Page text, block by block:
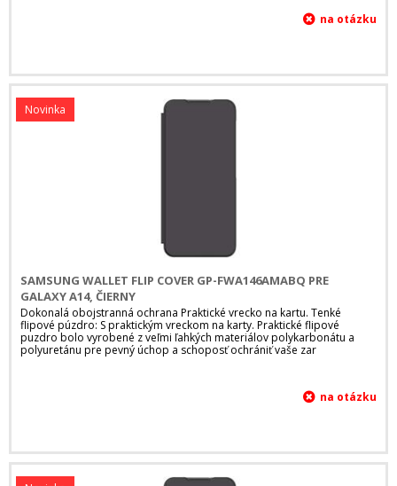
SAMSUNG WALLET FLIP COVER GP-FWA146AMABQ PRE
GALAXY A14, ČIERNY
Dokonalá obojstranná ochrana Praktické vrecko na kartu. Tenké
flipové púzdro: S praktickým vreckom na karty. Praktické flipové
puzdro bolo vyrobené z veľmi ľahkých materiálov polykarbonátu a
polyuretánu pre pevný úchop a schoposť ochrániť vaše zar
Novinka